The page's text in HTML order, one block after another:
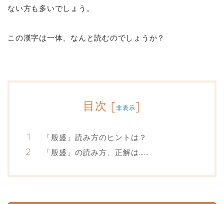
ない方も多いでしょう。
この漢字は一体、なんと読むのでしょうか？
目次 [非表示]
「殷盛」読み方のヒントは？
「殷盛」の読み方、正解は……